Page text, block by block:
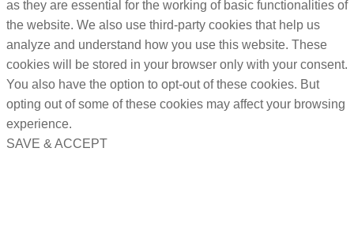
as they are essential for the working of basic functionalities of
the website. We also use third-party cookies that help us
analyze and understand how you use this website. These
cookies will be stored in your browser only with your consent.
You also have the option to opt-out of these cookies. But
opting out of some of these cookies may affect your browsing
experience.
SAVE & ACCEPT